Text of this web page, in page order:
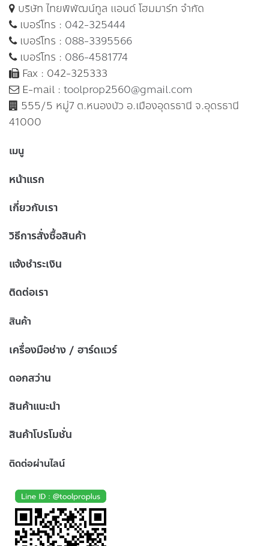
บริษัท ไทยพิพัฒน์ทูล แอนด์ โฮมมาร์ท จำกัด
เบอร์โทร : 042-325444
เบอร์โทร : 088-3395566
เบอร์โทร : 086-4581774
Fax : 042-325333
E-mail : toolprop2560@gmail.com
555/5 หมู่7 ต.หนองบัว อ.เมืองอุดรธานี จ.อุดรธานี
41000
เมนู
หน้าแรก
เกี่ยวกับเรา
วิธีการสั่งซื้อสินค้า
แจ้งชำระเงิน
ติดต่อเรา
สินค้า
เครื่องมือช่าง / ฮาร์ดแวร์
ดอกสว่าน
สินค้าแนะนำ
สินค้าโปรโมชั่น
ติดต่อผ่านไลน์